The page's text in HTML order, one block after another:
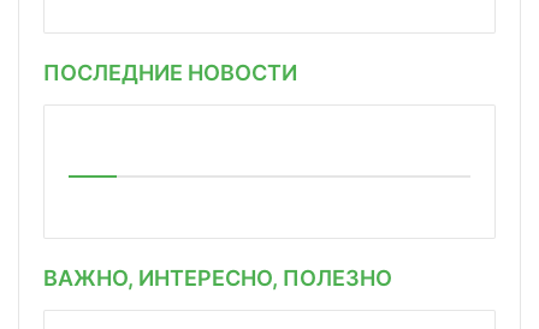
ПОСЛЕДНИЕ НОВОСТИ
ВАЖНО, ИНТЕРЕСНО, ПОЛЕЗНО